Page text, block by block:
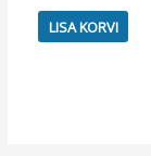
LISA KORVI